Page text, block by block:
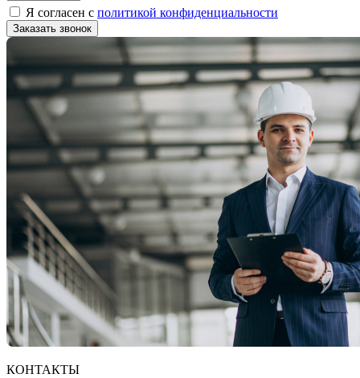
Я согласен с политикой конфиденциальности
Заказать звонок
КОНТАКТЫ